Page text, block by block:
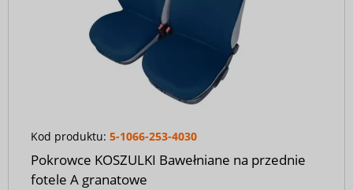
Kod produktu: 5-1066-253-4030
Pokrowce KOSZULKI Bawełniane na przednie
fotele A granatowe